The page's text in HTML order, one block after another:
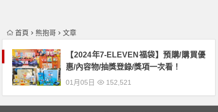
首頁 熊抱哥 文章
【2024年7-ELEVEN福袋】預購/購買優
惠/內容物/抽獎登錄/獎項一次看！
01月05日 152,521